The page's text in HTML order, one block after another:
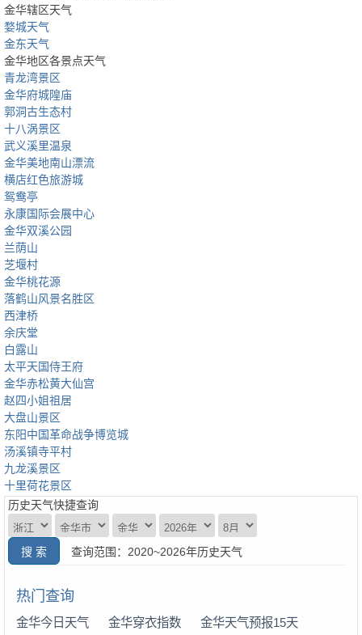
金华辖区天气
婺城天气
金东天气
金华地区各景点天气
青龙湾景区
金华府城隍庙
郭洞古生态村
十八涡景区
武义溪里温泉
金华美地南山漂流
横店红色旅游城
鸳鸯亭
永康国际会展中心
金华双溪公园
兰荫山
芝堰村
金华桃花源
落鹤山风景名胜区
西津桥
余庆堂
白露山
太平天国侍王府
金华赤松黄大仙宫
赵四小姐祖居
大盘山景区
东阳中国革命战争博览城
汤溪镇寺平村
九龙溪景区
十里荷花景区
历史天气快捷查询
查询范围：2020~2026年历史天气
热门查询
金华今日天气 金华穿衣指数 金华天气预报15天